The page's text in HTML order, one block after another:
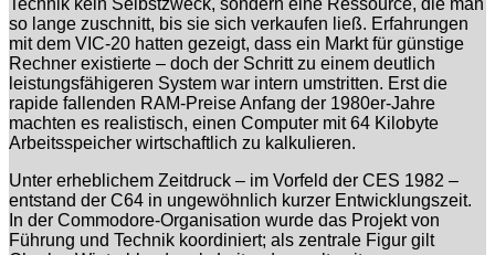
so lange zuschnitt, bis sie sich verkaufen ließ. Erfahrungen
mit dem VIC-20 hatten gezeigt, dass ein Markt für günstige
Rechner existierte – doch der Schritt zu einem deutlich
leistungsfähigeren System war intern umstritten. Erst die
rapide fallenden RAM-Preise Anfang der 1980er-Jahre
machten es realistisch, einen Computer mit 64 Kilobyte
Arbeitsspeicher wirtschaftlich zu kalkulieren.
Unter erheblichem Zeitdruck – im Vorfeld der CES 1982 –
entstand der C64 in ungewöhnlich kurzer Entwicklungszeit.
In der Commodore-Organisation wurde das Projekt von
Führung und Technik koordiniert; als zentrale Figur gilt